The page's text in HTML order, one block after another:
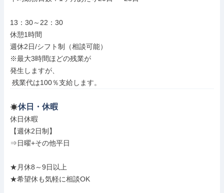
13：30～22：30
休憩1時間
週休2日/シフト制（相談可能）
※最大3時間ほどの残業が
発生しますが、
残業代は100％支給します。
休日・休暇
休日休暇
【週休2日制】
⇒日曜+その他平日
★月休8～9日以上
★希望休も気軽に相談OK